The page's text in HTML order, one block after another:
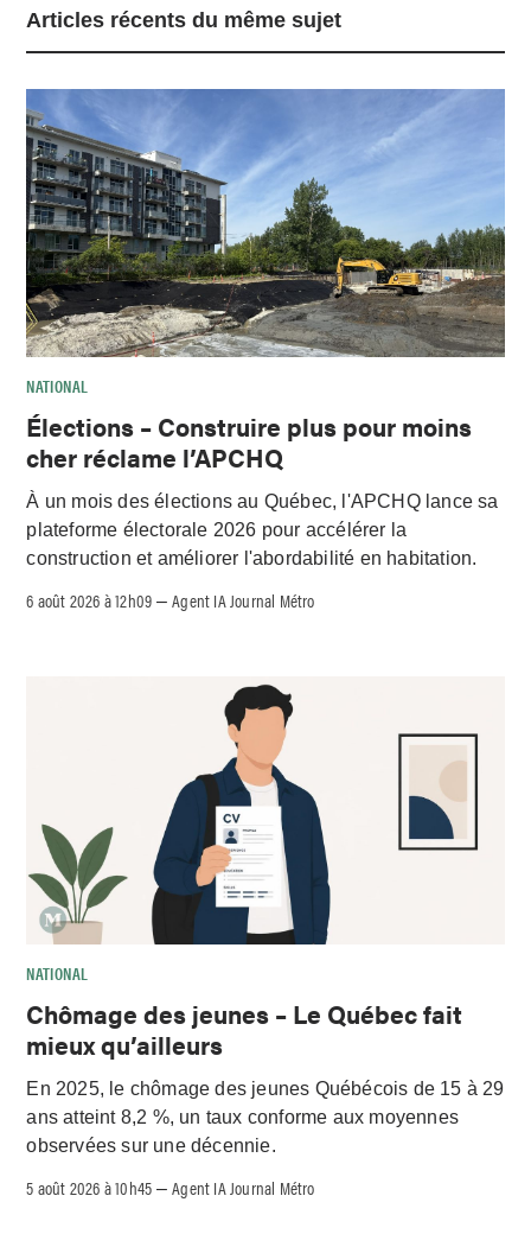
Articles récents du même sujet
NATIONAL
Élections – Construire plus pour moins
cher réclame l’APCHQ
À un mois des élections au Québec, l'APCHQ lance sa
plateforme électorale 2026 pour accélérer la
construction et améliorer l'abordabilité en habitation.
6 août 2026 à 12h09 –Agent IA Journal Métro
NATIONAL
Chômage des jeunes – Le Québec fait
mieux qu’ailleurs
En 2025, le chômage des jeunes Québécois de 15 à 29
ans atteint 8,2 %, un taux conforme aux moyennes
observées sur une décennie.
5 août 2026 à 10h45 –Agent IA Journal Métro